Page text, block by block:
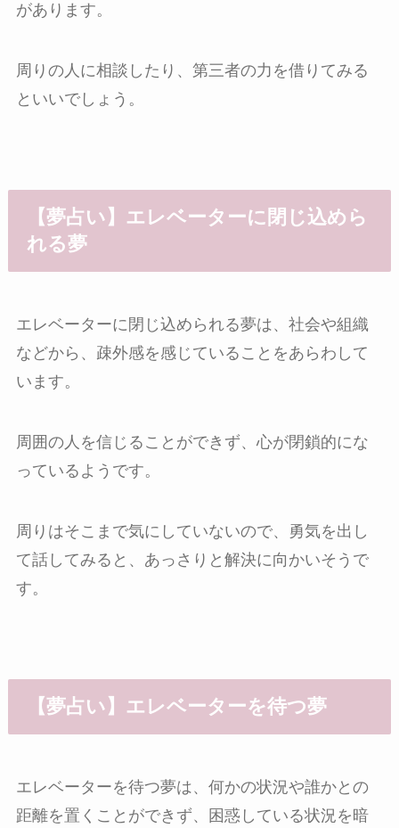
があります。
周りの人に相談したり、第三者の力を借りてみる
といいでしょう。
【夢占い】エレベーターに閉じ込めら
れる夢
エレベーターに閉じ込められる夢は、社会や組織
などから、疎外感を感じていることをあらわして
います。
周囲の人を信じることができず、心が閉鎖的にな
っているようです。
周りはそこまで気にしていないので、勇気を出し
て話してみると、あっさりと解決に向かいそうで
す。
【夢占い】エレベーターを待つ夢
エレベーターを待つ夢は、何かの状況や誰かとの
距離を置くことができず、困惑している状況を暗